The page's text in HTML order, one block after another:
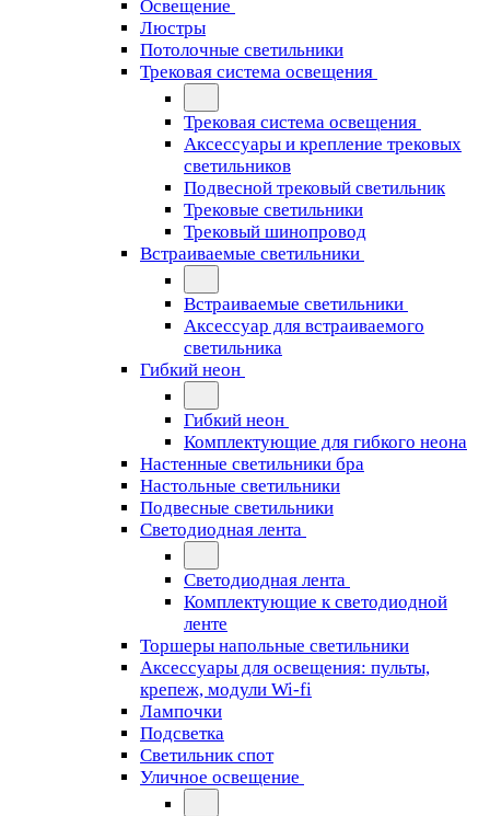
Освещение
Люстры
Потолочные светильники
Трековая система освещения
Трековая система освещения
Аксессуары и крепление трековых
светильников
Подвесной трековый светильник
Трековые светильники
Трековый шинопровод
Встраиваемые светильники
Встраиваемые светильники
Аксессуар для встраиваемого
светильника
Гибкий неон
Гибкий неон
Комплектующие для гибкого неона
Настенные светильники бра
Настольные светильники
Подвесные светильники
Светодиодная лента
Светодиодная лента
Комплектующие к светодиодной
ленте
Торшеры напольные светильники
Аксессуары для освещения: пульты,
крепеж, модули Wi-fi
Лампочки
Подсветка
Светильник спот
Уличное освещение